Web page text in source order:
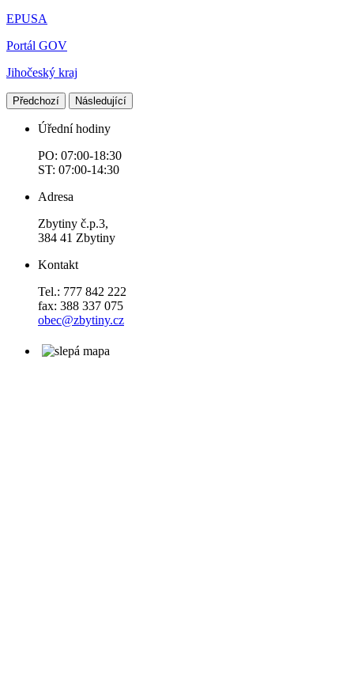
EPUSA
Portál GOV
Jihočeský kraj
Předchozí Následující
Úřední hodiny
PO: 07:00-18:30
ST: 07:00-14:30
Adresa
Zbytiny č.p.3,
384 41 Zbytiny
Kontakt
Tel.: 777 842 222
fax: 388 337 075
obec@zbytiny.cz